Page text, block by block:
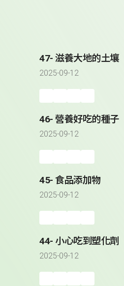
47- 滋養大地的土壤
2025-09-12
46- 營養好吃的種子
2025-09-12
45- 食品添加物
2025-09-12
44- 小心吃到塑化劑
2025-09-12